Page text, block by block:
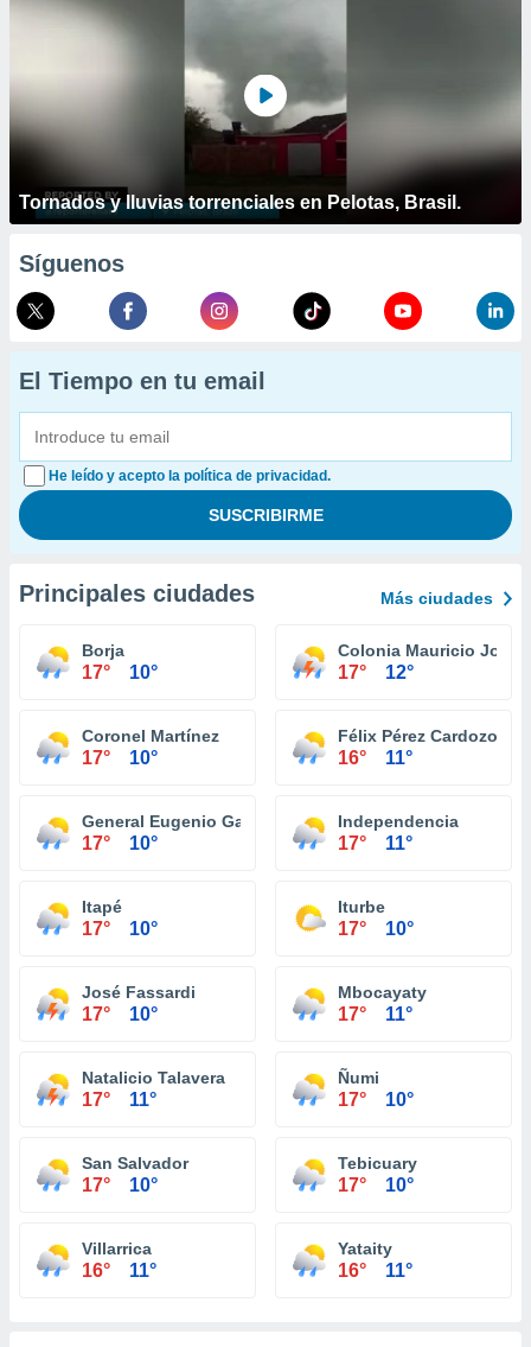
Tornados y lluvias torrenciales en Pelotas, Brasil.
Síguenos
El Tiempo en tu email
He leído y acepto la política de privacidad.
Principales ciudades Más ciudades
Borja
17° 10°
Colonia Mauricio José
17° 12°
Coronel Martínez
17° 10°
Félix Pérez Cardozo
16° 11°
General Eugenio Garay
17° 10°
Independencia
17° 11°
Itapé
17° 10°
Iturbe
17° 10°
José Fassardi
17° 10°
Mbocayaty
17° 11°
Natalicio Talavera
17° 11°
Ñumi
17° 10°
San Salvador
17° 10°
Tebicuary
17° 10°
Villarrica
16° 11°
Yataity
16° 11°